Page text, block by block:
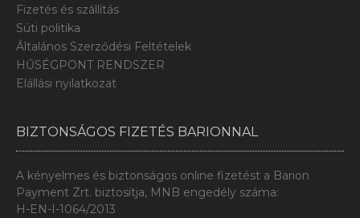
Fizetés és szállítás
Süti politika
Általános Szerződési Feltételek
HŰSÉGPONT RENDSZER
Elállási nyilatkozat
BIZTONSÁGOS FIZETÉS BARIONNAL
A kényelmes és biztonságos online fizetést a Barion
Payment Zrt. biztosítja, MNB engedély száma:
H-EN-I-1064/2013